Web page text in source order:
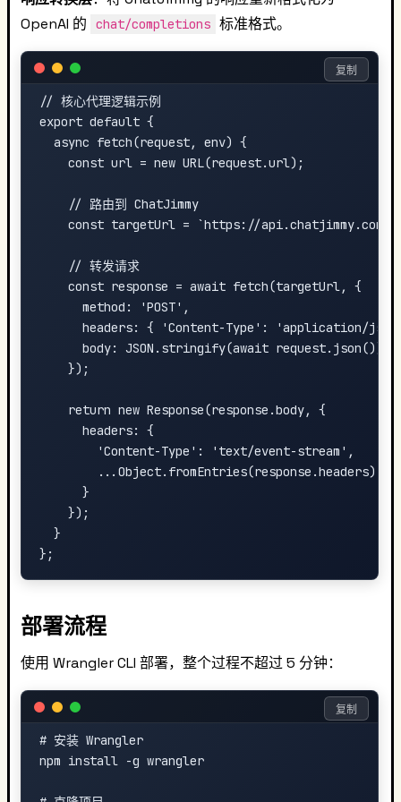
OpenAI 的
chat/completions 标准格式。
// 核心代理逻辑示例
export default {
  async fetch(request, env) {
    const url = new URL(request.url);
    // 路由到 ChatJimmy
const targetUrl = `https://api.chatjimmy.com/
    // 转发请求
    const response = await fetch(targetUrl, {
      method: 'POST',
headers: { 'Content-Type': 'application/
      body: JSON.stringify(await request.json())
    });
    return new Response(response.body, {
      headers: {
        'Content-Type': 'text/event-stream',
        ...Object.fromEntries(response.headers)
      }
    });
  }
复制
部署流程
使用 Wrangler CLI 部署，整个过程不超过 5 分钟：
# 安装 Wrangler
npm install -g wrangler
复制